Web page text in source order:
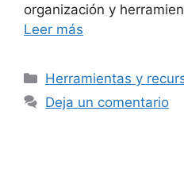
organización y
Leer más
Herramientas y
Deja un comentario